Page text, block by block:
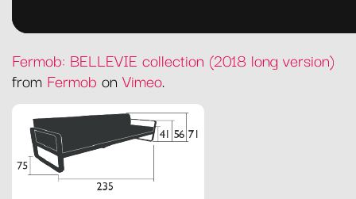
Fermob: BELLEVIE collection (2018 long version)
from Fermob on Vimeo.